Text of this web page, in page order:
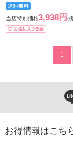
当店特別価格3,938円 (
1
お得情報はこち